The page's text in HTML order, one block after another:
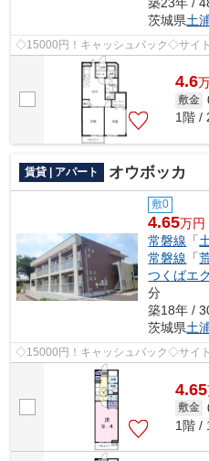
茨城県土
◇15000円！キャッシュバック◇サイ
4.6
敷金
1階 /
賃貸 | アパート オウボッカ
敷0
4.65万円
常磐線 「
常磐線 「
つくばエ
分
築18年 /
茨城県土
◇15000円！キャッシュバック◇サイ
4.65
敷金
1階 /